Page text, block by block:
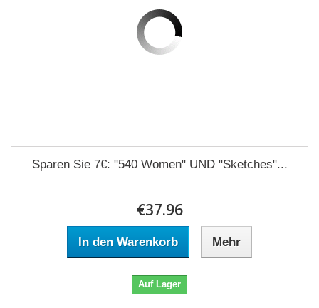
Sparen Sie 7€: "540 Women" UND "Sketches"...
€37.96
In den Warenkorb Mehr
Auf Lager